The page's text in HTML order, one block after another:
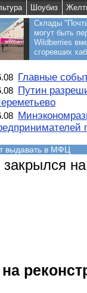
Шоубиз
Склады
могут быть
Wildberries
сгоревших
Главные
Путин
выдавать в МФЦ
закрылся на